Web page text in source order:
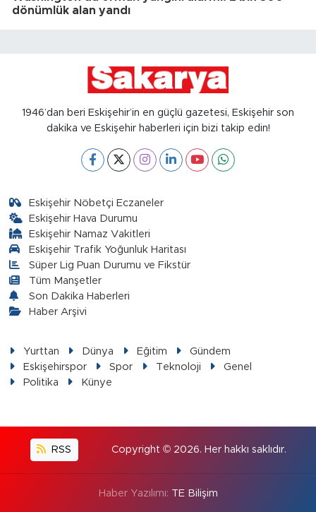
dönümlük alan yandı
1946’dan beri Eskişehir’in en güçlü gazetesi, Eskişehir son
dakika ve Eskişehir haberleri için bizi takip edin!
Eskişehir Nöbetçi Eczaneler
Eskişehir Hava Durumu
Eskişehir Namaz Vakitleri
Eskişehir Trafik Yoğunluk Haritası
Süper Lig Puan Durumu ve Fikstür
Tüm Manşetler
Son Dakika Haberleri
Haber Arşivi
Yurttan Dünya Eğitim
Gündem
Eskişehirspor
Spor Teknoloji
Genel
Politika
Künye
RSS Copyright © 2026. Her hakkı saklıdır.
Haber Yazılımı: TE Bilişim